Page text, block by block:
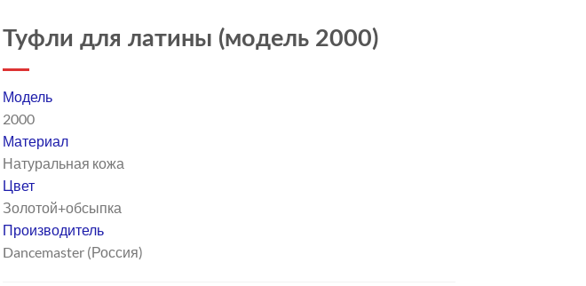
Туфли для латины (модель 2000)
Модель
2000
Материал
Натуральная кожа
Цвет
Золотой+обсыпка
Производитель
Dancemaster (Россия)